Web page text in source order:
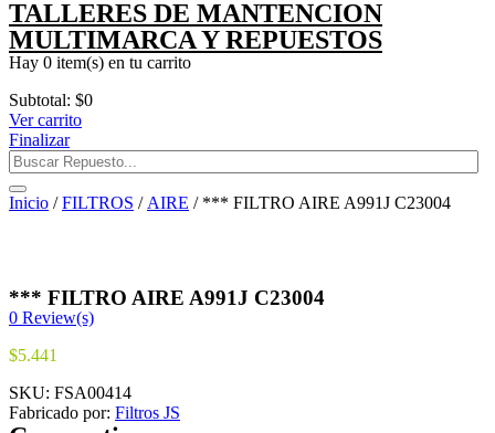
TALLERES DE MANTENCION
MULTIMARCA Y REPUESTOS
Hay 0 item(s) en tu carrito
Subtotal: $0
Ver carrito
Finalizar
Inicio /FILTROS / AIRE / *** FILTRO AIRE A991J C23004
*** FILTRO AIRE A991J C23004
0 Review(s)
$5.441
SKU: FSA00414
Fabricado por: Filtros JS